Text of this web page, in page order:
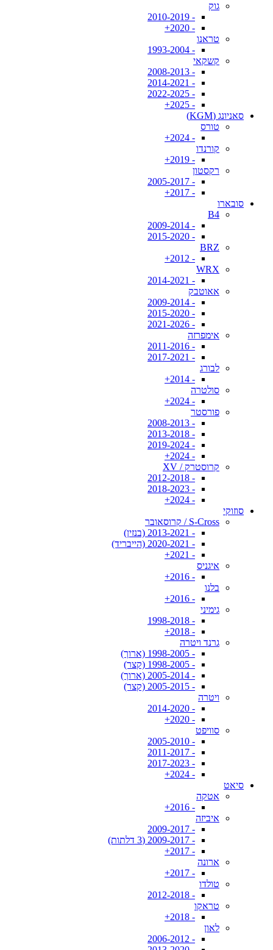
גוק
- 2010-2019
- 2020+
טראנו
- 1993-2004
קשקאי
- 2008-2013
- 2014-2021
- 2022-2025
- 2025+
סאניונג (KGM)
טורס
- 2024+
קורנדו
- 2019+
רקסטון
- 2005-2017
- 2017+
סובארו
B4
- 2009-2014
- 2015-2020
BRZ
- 2012+
WRX
- 2014-2021
אאוטבק
- 2009-2014
- 2015-2020
- 2021-2026
אימפרזה
- 2011-2016
- 2017-2021
לבורג
- 2014+
סולטרה
- 2024+
פורסטר
- 2008-2013
- 2013-2018
- 2019-2024
- 2024+
קרוסטרק / XV
- 2012-2018
- 2018-2023
- 2024+
סוזוקי
S-Cross / קרוסאובר
- 2013-2021 (בנזין)
- 2020-2021 (הייבריד)
- 2021+
איגניס
- 2016+
בלנו
- 2016+
גימיני
- 1998-2018
- 2018+
גרנד ויטרה
- 1998-2005 (ארוך)
- 1998-2005 (קצר)
- 2005-2014 (ארוך)
- 2005-2015 (קצר)
ויטרה
- 2014-2020
- 2020+
סוויפט
- 2005-2010
- 2011-2017
- 2017-2023
- 2024+
סיאט
אטקה
- 2016+
איביזה
- 2009-2017
- 2009-2017 (3 דלתות)
- 2017+
ארונה
- 2017+
טולדו
- 2012-2018
טראקו
- 2018+
לאון
- 2006-2012